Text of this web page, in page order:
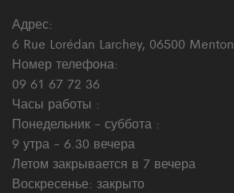
Адрес:
6 Rue Lorédan Larchey, 06500 Menton
Номер телефона:
09 61 67 72 36
Часы работы :
Понедельник - суббота :
9 утра - 6.30 вечера
Летом закрывается в 7 вечера
Воскресенье: закрыто